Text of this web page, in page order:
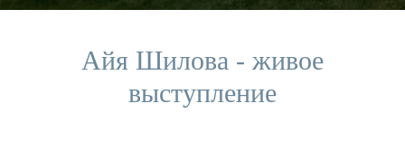
Айя Шилова - живое
выступление